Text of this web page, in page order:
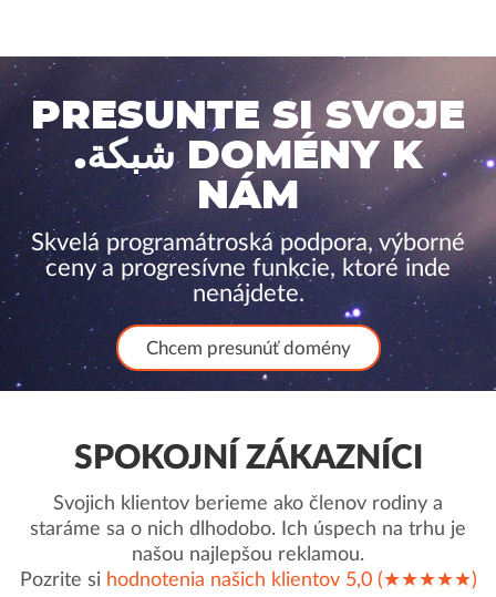
PRESUNTE SI SVOJE
.شبكة DOMÉNY K
NÁM
Skvelá programátroská podpora, výborné
ceny a progresívne funkcie, ktoré inde
nenájdete.
Chcem presunúť domény
SPOKOJNÍ ZÁKAZNÍCI
Svojich klientov berieme ako členov rodiny a
staráme sa o nich dlhodobo. Ich úspech na trhu je
našou najlepšou reklamou.
Pozrite si hodnotenia našich klientov 5,0 (★★★★★)